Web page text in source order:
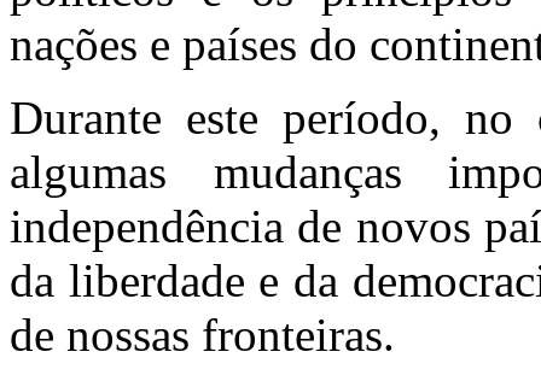
nações e países do
Durante este período, no
algumas mudanças
independência de novos
da liberdade e da
de nossas fronteiras.